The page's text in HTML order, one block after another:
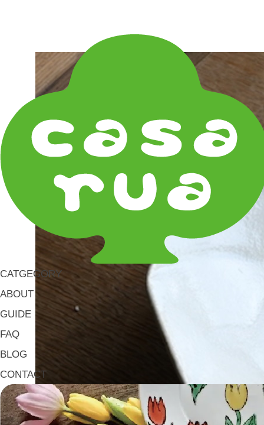
CATGEGORY
ABOUT
GUIDE
FAQ
BLOG
CONTACT